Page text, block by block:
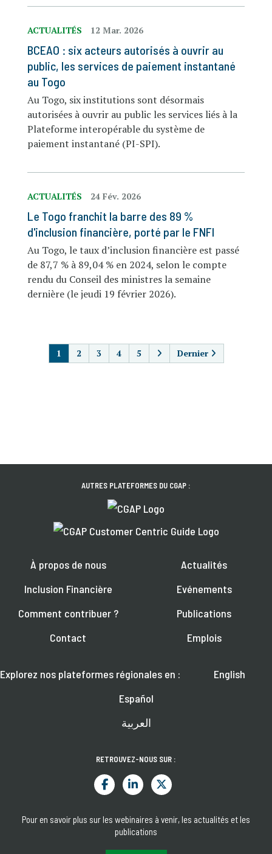
ACTUALITÉS 12 Mar. 2026
BCEAO : six acteurs autorisés à ouvrir au
public, les services de paiement instantané
au Togo
Au Togo, six institutions sont désormais
autorisées à ouvrir au public les services liés à la
Plateforme interopérable du système de
paiement instantané (PI-SPI).
ACTUALITÉS 24 Fév. 2026
Le Togo franchit la barre des 89 %
d'inclusion financière, porté par le FNFI
Au Togo, le taux d’inclusion financière est passé
de 87,7 % à 89,04 % en 2024, selon le compte
rendu du Conseil des ministres la semaine
dernière (le jeudi 19 février 2026).
1 2 3 4 5 Dernier
AUTRES PLATEFORMES DU CGAP :
À propos de nous
Inclusion Financière
Comment contribuer ?
Contact
Actualités
Evénements
Publications
Emplois
Explorez nos plateformes régionales en :
English
Español
العربية
RETROUVEZ-NOUS SUR :
Pour en savoir plus sur les webinaires à venir, les actualités et les
publications